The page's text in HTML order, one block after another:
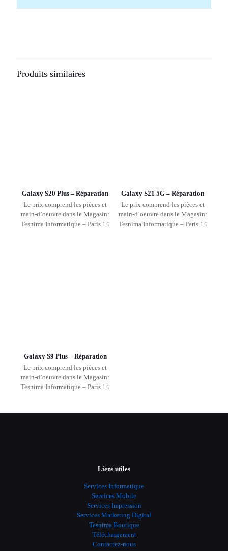
Produits similaires
Galaxy S20 Plus – Réparation
Le prix comprend les pièces et
main-d’oeuvre dans le Magasin:
Tesnima Informatique – Paris 14
Galaxy S21 5G – Réparation
Le prix comprend les pièces et
main-d’oeuvre dans le Magasin:
Tesnima Informatique – Paris 14
Galaxy S9 Plus – Réparation
Le prix comprend les pièces et
main-d’oeuvre dans le Magasin:
Tesnima Informatique – Paris 14
Liens utiles
Services Informatique
Services Mobile
Services Impression
Services Marketing Digital
Tesnima Boutique
Téléchargement
Contactez-nous